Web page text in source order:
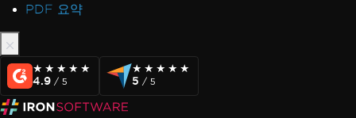
PDF 요약
★★★★★
★★★★★
4.9 / 5
★★★★★
★★★★★
5 / 5